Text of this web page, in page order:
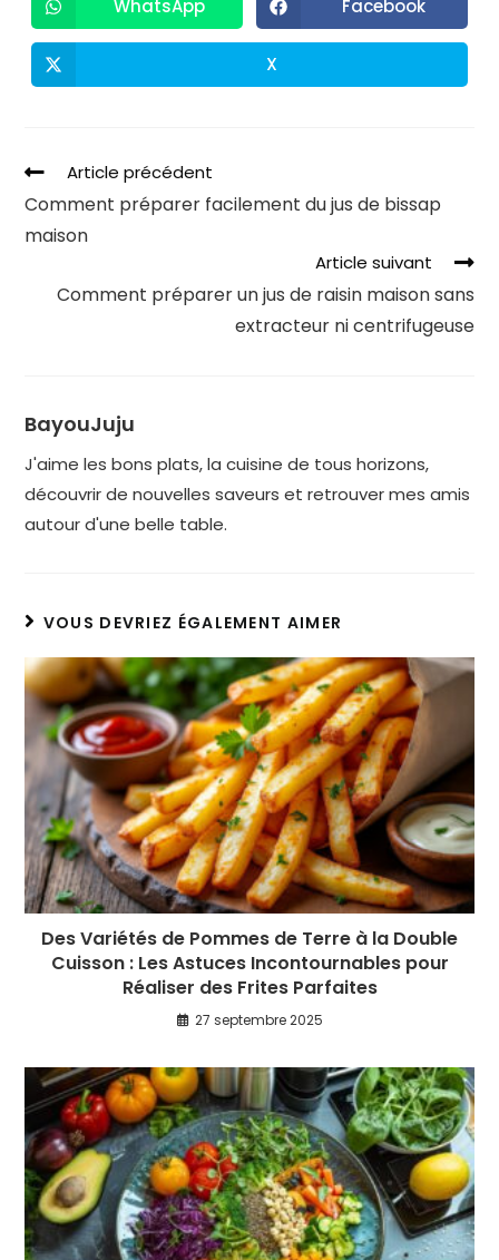
WhatsApp Facebook
X
Article précédent
Comment préparer facilement du jus de bissap
maison
Article suivant
Comment préparer un jus de raisin maison sans
extracteur ni centrifugeuse
BayouJuju
J'aime les bons plats, la cuisine de tous horizons,
découvrir de nouvelles saveurs et retrouver mes amis
autour d'une belle table.
VOUS DEVRIEZ ÉGALEMENT AIMER
Des Variétés de Pommes de Terre à la Double
Cuisson : Les Astuces Incontournables pour
Réaliser des Frites Parfaites
27 septembre 2025